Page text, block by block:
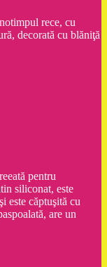
rece, cu
decorată cu blăniţă
pentru
siliconat, este
este căptuşită cu
are un